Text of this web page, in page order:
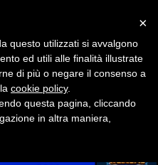
×
questo utilizzati si avvalgono
ed utili alle finalità illustrate
di più o negare il consenso a
cookie policy.
questa pagina, cliccando
in altra maniera,